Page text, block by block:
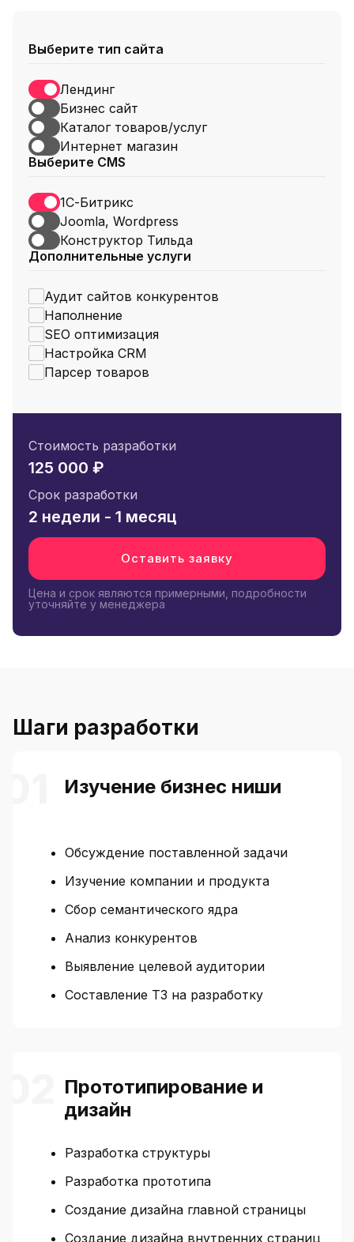
Выберите тип сайта
Лендинг
Бизнес сайт
Каталог товаров/услуг
Интернет магазин
Выберите CMS
1С-Битрикс
Joomla, Wordpress
Конструктор Тильда
Дополнительные услуги
Аудит сайтов конкурентов
Наполнение
SEO оптимизация
Настройка CRM
Парсер товаров
Стоимость разработки
125 000 ₽
Срок разработки
2 недели - 1 месяц
Оставить заявку
Цена и срок являются примерными, подробности
уточняйте у менеджера
Шаги разработки
Изучение бизнес ниши
Обсуждение поставленной задачи
Изучение компании и продукта
Сбор семантического ядра
Анализ конкурентов
Выявление целевой аудитории
Составление ТЗ на разработку
Прототипирование и
дизайн
Разработка структуры
Разработка прототипа
Создание дизайна главной страницы
Создание дизайна внутренних страниц